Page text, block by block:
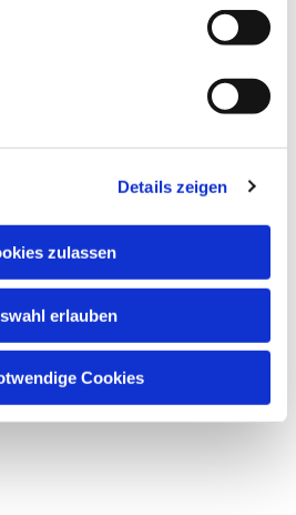
Details zeigen
zulassen
erlauben
Cookies
am Chorprojekt für
Pfarrei teilzunehmen.
um 19.15 Uhr in St. Josef
Rhea Böhme an.